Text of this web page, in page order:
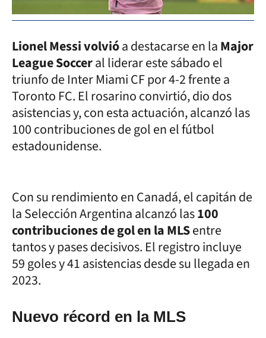
Lionel Messi volvióa destacarse en laMajor
League Socceral liderar este sábado el
triunfo de Inter Miami CF por 4-2 frente a
Toronto FC. El rosarino convirtió, dio dos
asistencias y, con esta actuación, alcanzó las
100 contribuciones de gol en el fútbol
estadounidense.
Con su rendimiento en Canadá, el capitán de
la Selección Argentina alcanzó las100
contribuciones de gol en la MLSentre
tantos y pases decisivos. El registro incluye
59 goles y 41 asistencias desde su llegada en
2023.
Nuevo récord en la MLS